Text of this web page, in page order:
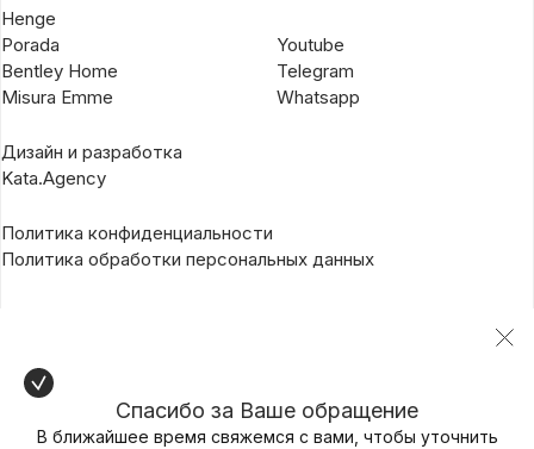
Henge
Porada
Bentley Home
Misura Emme
Youtube
Telegram
Whatsapp
Дизайн и разработка
Kata.Agency
Политика конфиденциальности
Политика обработки персональных данных
Спасибо за Ваше обращение
В ближайшее время свяжемся с вами, чтобы уточнить